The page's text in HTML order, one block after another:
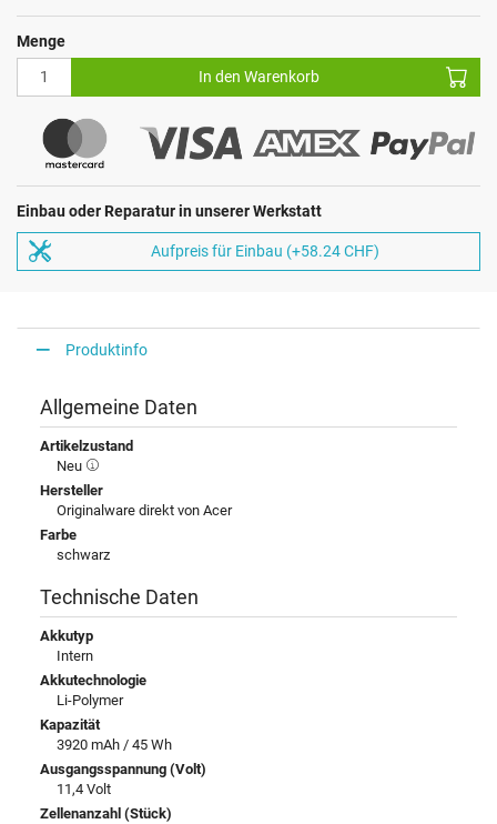
Menge
In den Warenkorb
Einbau oder Reparatur in unserer Werkstatt
Aufpreis für Einbau (+58.24 CHF)
Produktinfo
Allgemeine Daten
Artikelzustand
Neu
Hersteller
Originalware direkt von Acer
Farbe
schwarz
Technische Daten
Akkutyp
Intern
Akkutechnologie
Li-Polymer
Kapazität
3920 mAh / 45 Wh
Ausgangsspannung (Volt)
11,4 Volt
Zellenanzahl (Stück)